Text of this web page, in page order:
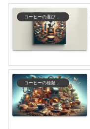
コーヒーの選び方と保存
コーヒーの種類と特徴